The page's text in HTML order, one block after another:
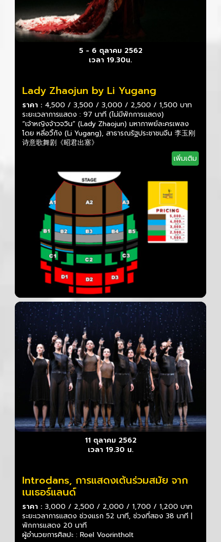
5 - 6 ตุลาคม 2562
เวลา 19.30น.
Lady Zhaojun by Li Yugang
ราคา : 4,500 / 3,500 / 3,000 / 2,500 / 1,500 บาท
ระยะเวลาการแสดง : 97 นาที (ไม่มีพักการแสดง)
“เจ้าหญิงจ้าวจวิน” (Lady Zhaojun) มหากาพย์ละครเพลง
โดย หลี่อวิ้กัง (Li Yugang), สาธารณรัฐประชาชนจีน 李玉刚
诗意歌舞剧《昭君出塞》
เพิ่มเติม
11 ตุลาคม 2562
เวลา 19.30 น.
Introdans, การแสดงเต้นร่วมสมัย จาก
เนเธอร์แลนด์
ราคา : 3,000 / 2,500 / 2,000 / 1,700 / 1,200 บาท
ระยะเวลาการแสดง ช่วงแรก 52 นาที, ช่วงที่สอง 38 นาที |
พักการแสดง 20 นาที
ผู้อำนวยการศิลปะ : Roel Voorintholt